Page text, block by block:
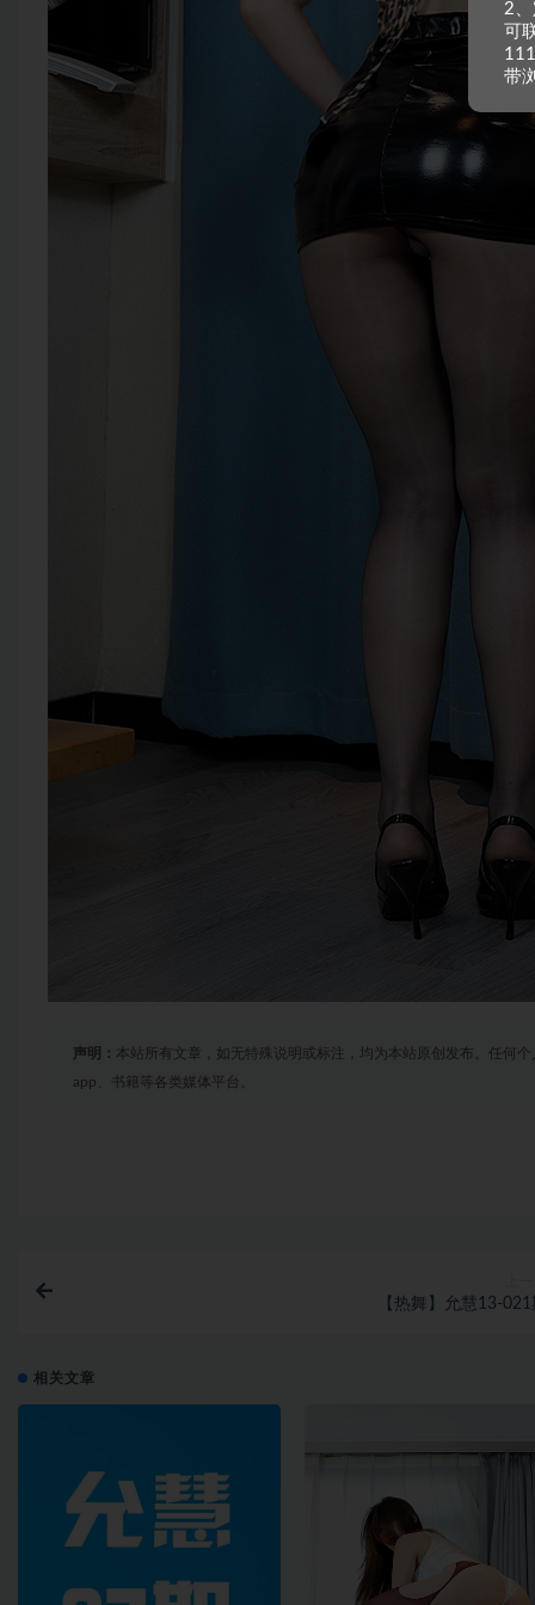
声明： 本站所有文章，如无特殊说明或标注，均为本站原创发布。任何
app、书籍等各类媒体平台。
【热舞】允慧13-021
相关文章
2
可
带